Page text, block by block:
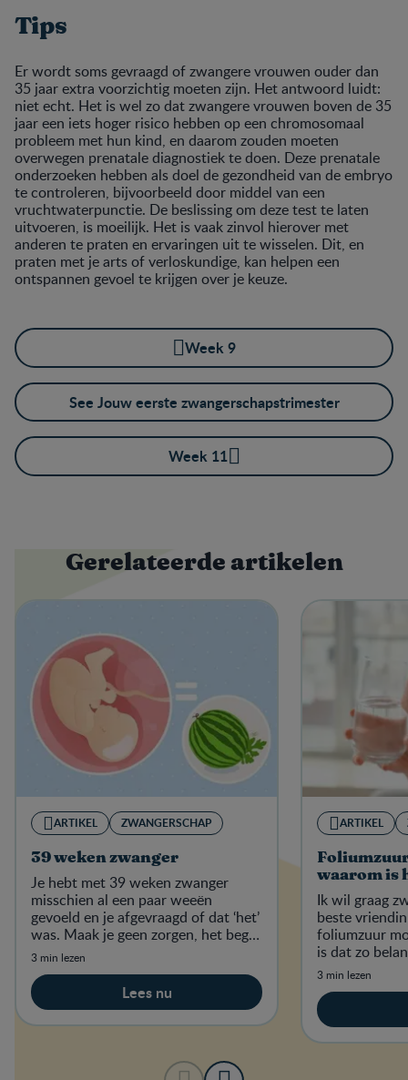
Tips
Er wordt soms gevraagd of zwangere vrouwen ouder dan
35 jaar extra voorzichtig moeten zijn. Het antwoord luidt:
niet echt. Het is wel zo dat zwangere vrouwen boven de 35
jaar een iets hoger risico hebben op een chromosomaal
probleem met hun kind, en daarom zouden moeten
overwegen prenatale diagnostiek te doen. Deze prenatale
onderzoeken hebben als doel de gezondheid van de embryo
te controleren, bijvoorbeeld door middel van een
vruchtwaterpunctie. De beslissing om deze test te laten
uitvoeren, is moeilijk. Het is vaak zinvol hierover met
anderen te praten en ervaringen uit te wisselen. Dit, en
praten met je arts of verloskundige, kan helpen een
ontspannen gevoel te krijgen over je keuze.
Week 9
See Jouw eerste zwangerschapstrimester
Week 11
Gerelateerde artikelen
ARTIKEL ZWANGERSCHAP
39 weken zwanger
Je hebt met 39 weken zwanger
misschien al een paar weeën
gevoeld en je afgevraagd of dat ‘het’
was. Maak je geen zorgen, het begin
van de weeën zal je echt niet
3 min lezen
Lees nu
ARTIKEL
waarom is
Ik wil graag
beste
foliumzuur
is dat zo
3 min lezen